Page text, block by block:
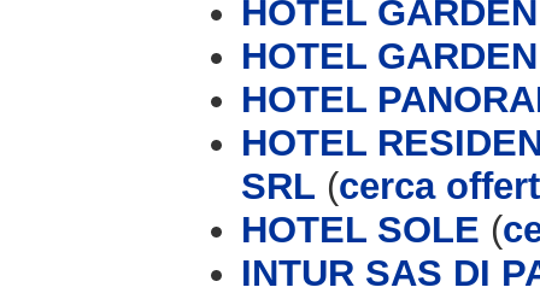
HOTEL GARDEN
HOTEL
HOTEL
HOTEL
SRL (cerca
HOTEL SOLE (
INTUR SAS DI